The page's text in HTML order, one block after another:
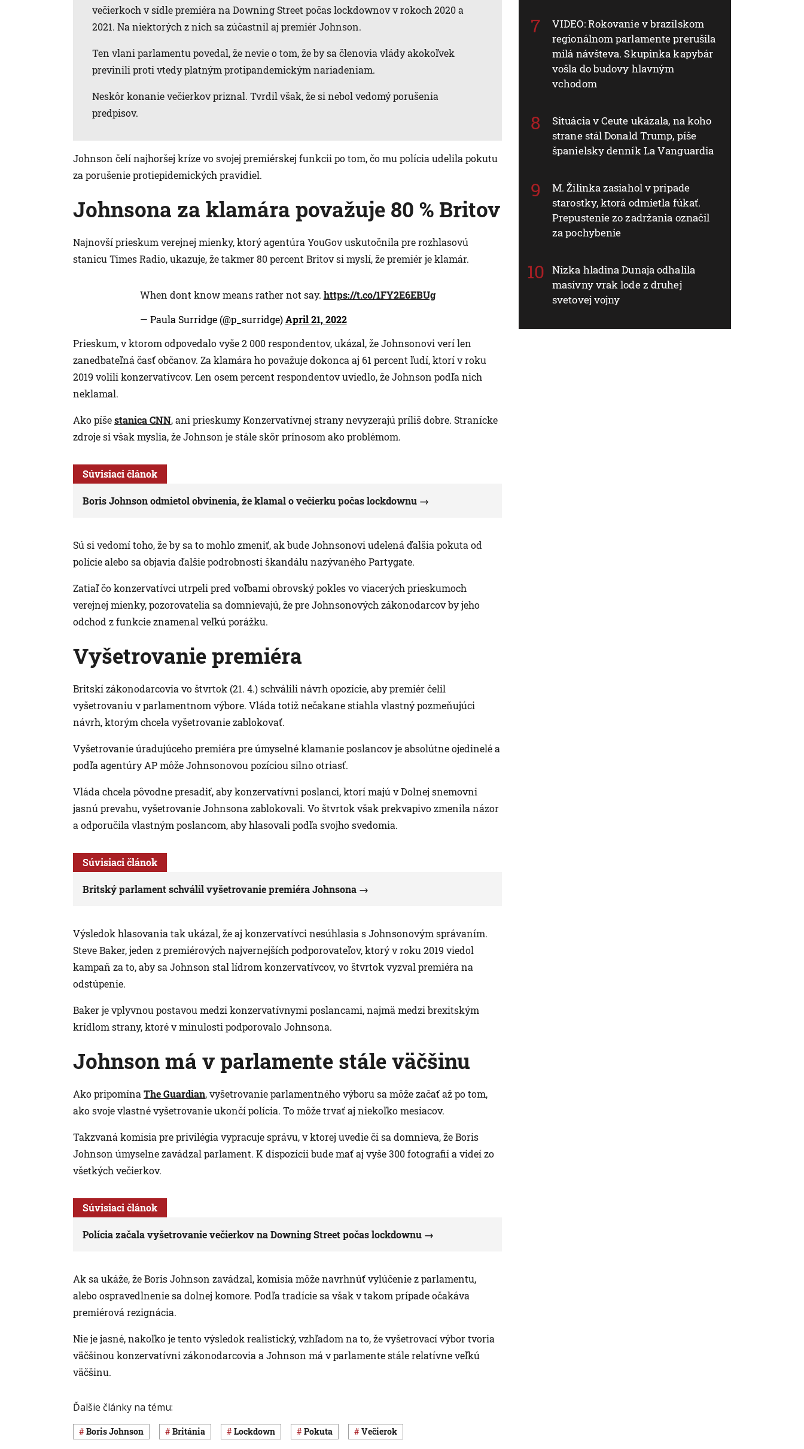
večierkoch v sídle premiéra na Downing Street počas lockdownov v rokoch 2020 a
2021. Na niektorých z nich sa zúčastnil aj premiér Johnson.
Ten vlani parlamentu povedal, že nevie o tom, že by sa členovia vlády akokoľvek
previnili proti vtedy platným protipandemickým nariadeniam.
Neskôr konanie večierkov priznal. Tvrdil však, že si nebol vedomý porušenia
predpisov.
Johnson čelí najhoršej kríze vo svojej premiérskej funkcii po tom, čo mu polícia udelila pokutu
za porušenie protiepidemických pravidiel.
Johnsona za klamára považuje 80 % Britov
Najnovší prieskum verejnej mienky, ktorý agentúra YouGov uskutočnila pre rozhlasovú
stanicu Times Radio, ukazuje, že takmer 80 percent Britov si myslí, že premiér je klamár.
When dont know means rather not say. https://t.co/1FY2E6EBUg
— Paula Surridge (@p_surridge)April 21, 2022
Prieskum, v ktorom odpovedalo vyše 2 000 respondentov, ukázal, že Johnsonovi verí len
zanedbateľná časť občanov. Za klamára ho považuje dokonca aj 61 percent ľudí, ktorí v roku
2019 volili konzervatívcov. Len osem percent respondentov uviedlo, že Johnson podľa nich
neklamal.
Ako píšestanica CNN, ani prieskumy Konzervatívnej strany nevyzerajú príliš dobre. Stranícke
zdroje si však myslia, že Johnson je stále skôr prínosom ako problémom.
Súvisiaci článok
Boris Johnson odmietol obvinenia, že klamal o večierku počas lockdownu
Sú si vedomí toho, že by sa to mohlo zmeniť, ak bude Johnsonovi udelená ďalšia pokuta od
polície alebo sa objavia ďalšie podrobnosti škandálu nazývaného Partygate.
Zatiaľ čo konzervatívci utrpeli pred voľbami obrovský pokles vo viacerých prieskumoch
verejnej mienky, pozorovatelia sa domnievajú, že pre Johnsonových zákonodarcov by jeho
odchod z funkcie znamenal veľkú porážku.
Vyšetrovanie premiéra
Britskí zákonodarcovia vo štvrtok (21. 4.) schválili návrh opozície, aby premiér čelil
vyšetrovaniu v parlamentnom výbore. Vláda totiž nečakane stiahla vlastný pozmeňujúci
návrh, ktorým chcela vyšetrovanie zablokovať.
Vyšetrovanie úradujúceho premiéra pre úmyselné klamanie poslancov je absolútne ojedinelé a
podľa agentúry AP môže Johnsonovou pozíciou silno otriasť.
Vláda chcela pôvodne presadiť, aby konzervatívni poslanci, ktorí majú v Dolnej snemovni
jasnú prevahu, vyšetrovanie Johnsona zablokovali. Vo štvrtok však prekvapivo zmenila názor
a odporučila vlastným poslancom, aby hlasovali podľa svojho svedomia.
Súvisiaci článok
Britský parlament schválil vyšetrovanie premiéra Johnsona
Výsledok hlasovania tak ukázal, že aj konzervatívci nesúhlasia s Johnsonovým správaním.
Steve Baker, jeden z premiérových najvernejších podporovateľov, ktorý v roku 2019 viedol
kampaň za to, aby sa Johnson stal lídrom konzervatívcov, vo štvrtok vyzval premiéra na
odstúpenie.
Baker je vplyvnou postavou medzi konzervatívnymi poslancami, najmä medzi brexitským
krídlom strany, ktoré v minulosti podporovalo Johnsona.
Johnson má v parlamente stále väčšinu
Ako pripomína The Guardian, vyšetrovanie parlamentného výboru sa môže začať až po tom,
ako svoje vlastné vyšetrovanie ukončí polícia. To môže trvať aj niekoľko mesiacov.
Takzvaná komisia pre privilégia vypracuje správu, v ktorej uvedie či sa domnieva, že Boris
Johnson úmyselne zavádzal parlament. K dispozícii bude mať aj vyše 300 fotografií a videí zo
všetkých večierkov.
Súvisiaci článok
Polícia začala vyšetrovanie večierkov na Downing Street počas lockdownu
Ak sa ukáže, že Boris Johnson zavádzal, komisia môže navrhnúť vylúčenie z parlamentu,
alebo ospravedlnenie sa dolnej komore. Podľa tradície sa však v takom prípade očakáva
premiérová rezignácia.
Nie je jasné, nakoľko je tento výsledok realistický, vzhľadom na to, že vyšetrovací výbor tvoria
väčšinou konzervatívni zákonodarcovia a Johnson má v parlamente stále relatívne veľkú
väčšinu.
Ďalšie články na tému:
Boris Johnson Británia lockdown pokuta večierok
VIDEO: Rokovanie v brazílskom
regionálnom parlamente prerušila
milá návšteva. Skupinka kapybár
vošla do budovy hlavným
vchodom
Situácia v Ceute ukázala, na koho
strane stál Donald Trump, píše
španielsky denník La Vanguardia
M. Žilinka zasiahol v prípade
starostky, ktorá odmietla fúkať.
Prepustenie zo zadržania označil
za pochybenie
Nízka hladina Dunaja odhalila
masívny vrak lode z druhej
svetovej vojny